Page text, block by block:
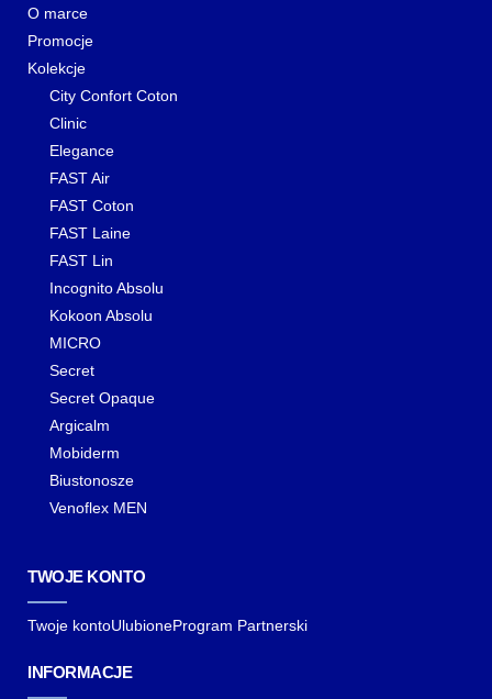
O marce
Promocje
Kolekcje
City Confort Coton
Clinic
Elegance
FAST Air
FAST Coton
FAST Laine
FAST Lin
Incognito Absolu
Kokoon Absolu
MICRO
Secret
Secret Opaque
Argicalm
Mobiderm
Biustonosze
Venoflex MEN
TWOJE KONTO
Twoje kontoUlubioneProgram Partnerski
INFORMACJE